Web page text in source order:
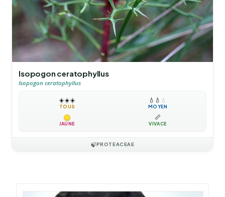
Isopogon ceratophyllus
Isopogon ceratophyllus
☀️☀️☀️
TOUS
💧 💧 💧
MOYEN
JAUNE
📏
VIVACE
🍃PROTEACEAE